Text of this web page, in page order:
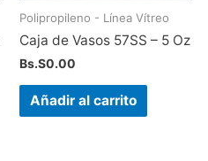
Polipropileno - Línea Vítreo
Caja de Vasos 57SS – 5 Oz
Bs.S0.00
Añadir al carrito